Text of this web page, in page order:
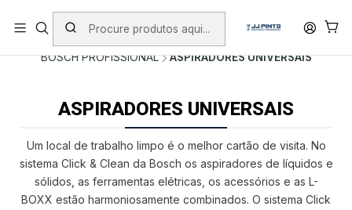
PORTES INCLUÍDOS EM ENCOMENDAS +75€ (excepto ilhas)
Início PRODUTOS
FERRAMENTAS COM FIO
BOSCH PROFISSIONAL
ASPIRADORES UNIVERSAIS
ASPIRADORES UNIVERSAIS
Um local de trabalho limpo é o melhor cartão de visita. No
sistema Click & Clean da Bosch os aspiradores de líquidos e
sólidos, as ferramentas elétricas, os acessórios e as L-
BOXX estão harmoniosamente combinados. O sistema Click